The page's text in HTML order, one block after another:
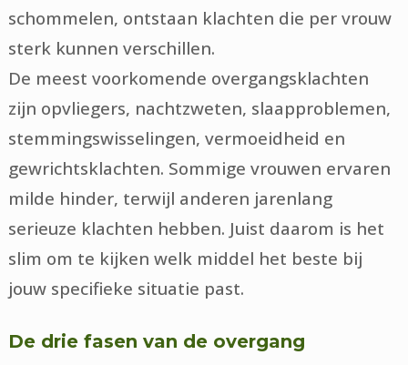
schommelen, ontstaan klachten die per vrouw
sterk kunnen verschillen.
De meest voorkomende overgangsklachten
zijn opvliegers, nachtzweten, slaapproblemen,
stemmingswisselingen, vermoeidheid en
gewrichtsklachten. Sommige vrouwen ervaren
milde hinder, terwijl anderen jarenlang
serieuze klachten hebben. Juist daarom is het
slim om te kijken welk middel het beste bij
jouw specifieke situatie past.
De drie fasen van de overgang